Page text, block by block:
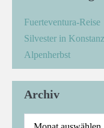
Fuerteventura-Reise
Silvester in Konstanz
Alpenherbst
Archiv